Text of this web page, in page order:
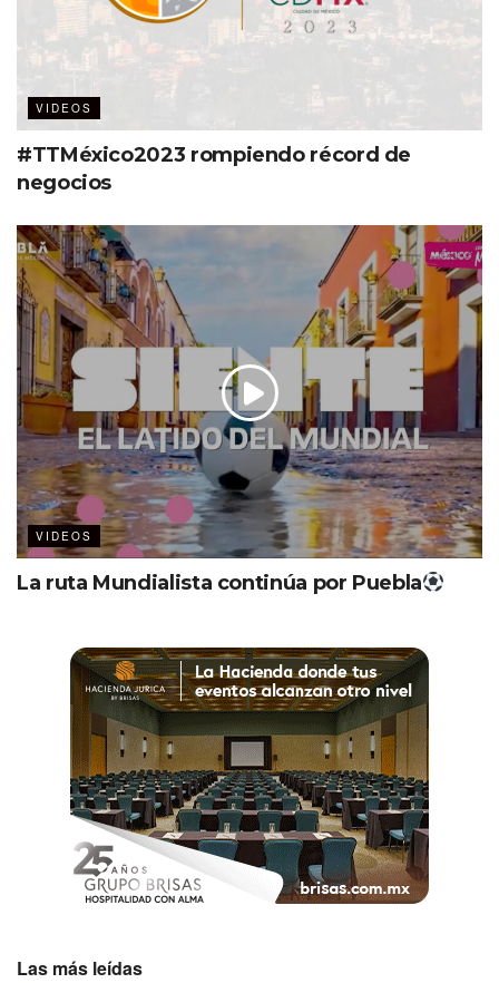
VIDEOS
#TTMéxico2023 rompiendo récord de
negocios
VIDEOS
La ruta Mundialista continúa por Puebla
Las más leídas